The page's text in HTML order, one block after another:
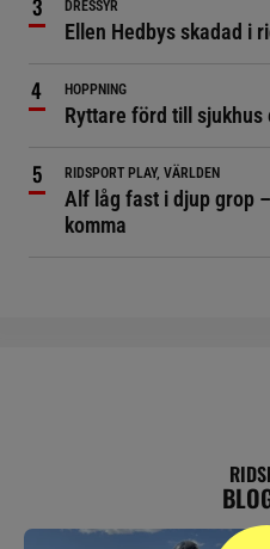
DRESSYR
Ellen Hedbys skadad i
HOPPNING
Ryttare förd till
RIDSPORT PLAY, VÄRLDEN
Alf låg fast i djup grop
komma